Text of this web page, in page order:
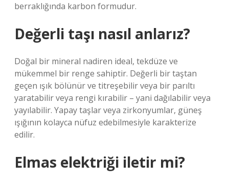
berraklığında karbon formudur.
Değerli taşı nasıl anlarız?
Doğal bir mineral nadiren ideal, tekdüze ve
mükemmel bir renge sahiptir. Değerli bir taştan
geçen ışık bölünür ve titreşebilir veya bir parıltı
yaratabilir veya rengi kırabilir – yani dağılabilir veya
yayılabilir. Yapay taşlar veya zirkonyumlar, güneş
ışığının kolayca nüfuz edebilmesiyle karakterize
edilir.
Elmas elektriği iletir mi?